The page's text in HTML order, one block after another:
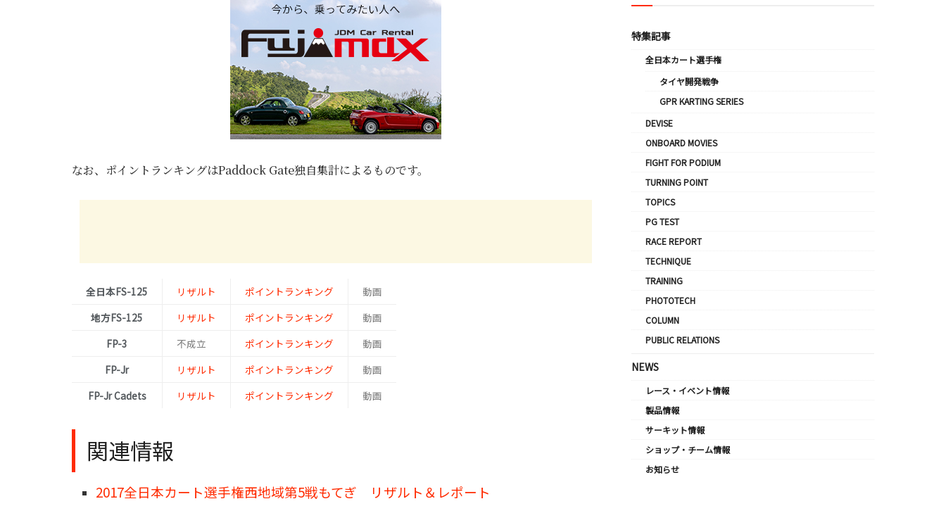
なお、ポイントランキングはPaddock Gate独自集計によるものです。
全日本FS-125 リザルト ポイントランキング
動画
地方FS-125
リザルト ポイントランキング
動画
FP-3
不成立 ポイントランキング
動画
FP-Jr
リザルト ポイントランキング
動画
FP-Jr Cadets
リザルト ポイントランキング 動画
関連情報
2017全日本カート選手権西地域第5戦もてぎ リザルト＆レポート
特集記事
全日本カート選手権
タイヤ開発戦争
GPR KARTING SERIES
DEVISE
ONBOARD MOVIES
FIGHT FOR PODIUM
TURNING POINT
TOPICS
PG TEST
RACE REPORT
TECHNIQUE
TRAINING
PHOTOTECH
COLUMN
PUBLIC RELATIONS
NEWS
レース・イベント情報
製品情報
サーキット情報
ショップ・チーム情報
お知らせ